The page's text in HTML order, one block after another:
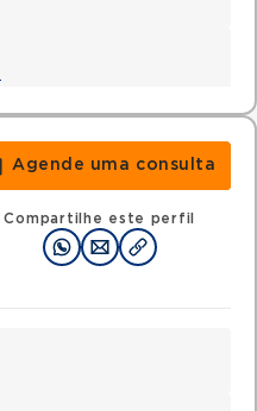
Agende uma consulta
Compartilhe este perfil